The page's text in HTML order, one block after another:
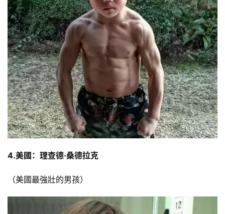
4.美國：理查德·桑德拉克
（美國最強壯的男孩）